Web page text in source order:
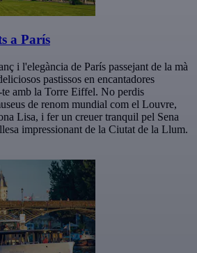
a París
i l'elegància de París passejant de la mà
pastissos en encantadores
te amb la Torre Eiffel. No perdis
de renom mundial com el Louvre,
Lisa, i fer un creuer tranquil pel Sena
impressionant de la Ciutat de la Llum.